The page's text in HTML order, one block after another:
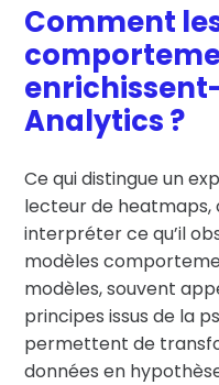
Comment
Analytics ?
Ce qui distingue un
lecteur de heatmaps,
interpréter ce qu’il
modèles
modèles, souvent
principes issus de la
permettent de
données en